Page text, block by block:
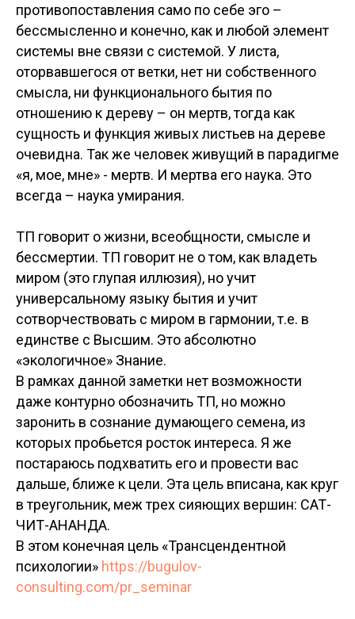
противопоставления само по себе эго –
бессмысленно и конечно, как и любой элемент
системы вне связи с системой. У листа,
оторвавшегося от ветки, нет ни собственного
смысла, ни функционального бытия по
отношению к дереву – он мертв, тогда как
сущность и функция живых листьев на дереве
очевидна. Так же человек живущий в парадигме
«я, мое, мне» - мертв. И мертва его наука. Это
всегда – наука умирания.
ТП говорит о жизни, всеобщности, смысле и
бессмертии. ТП говорит не о том, как владеть
миром (это глупая иллюзия), но учит
универсальному языку бытия и учит
сотворчествовать с миром в гармонии, т.е. в
единстве с Высшим. Это абсолютно
«экологичное» Знание.
В рамках данной заметки нет возможности
даже контурно обозначить ТП, но можно
заронить в сознание думающего семена, из
которых пробьется росток интереса. Я же
постараюсь подхватить его и провести вас
дальше, ближе к цели. Эта цель вписана, как круг
в треугольник, меж трех сияющих вершин: САТ-
ЧИТ-АНАНДА.
В этом конечная цель «Трансцендентной
психологии» https://bugulov-
consulting.com/pr_seminar